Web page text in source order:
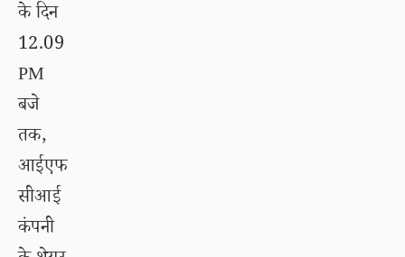
के दिन
12.09
PM
बजे
तक,
आईएफ
सीआई
कंपनी